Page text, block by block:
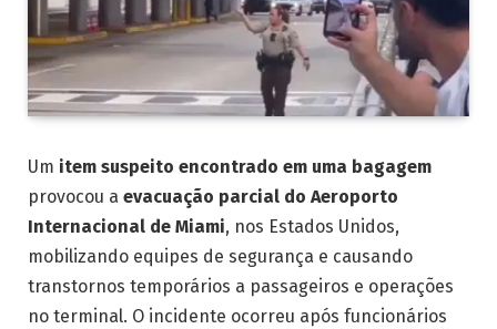
Um item suspeito encontrado em uma bagagem
provocou a evacuação parcial do Aeroporto
Internacional de Miami, nos Estados Unidos,
mobilizando equipes de segurança e causando
transtornos temporários a passageiros e operações
no terminal. O incidente ocorreu após funcionários